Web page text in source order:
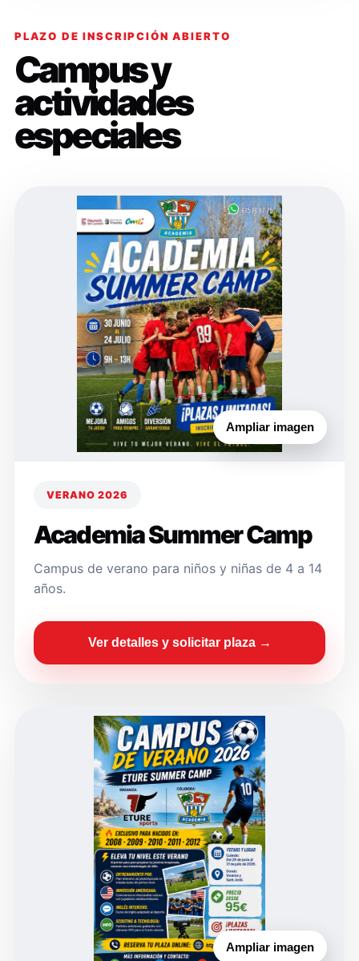
PLAZO DE INSCRIPCIÓN ABIERTO
Campus y
actividades
especiales
Ampliar imagen
VERANO 2026
Academia Summer Camp
Campus de verano para niños y niñas de 4 a 14
años.
Ver detalles y solicitar plaza →
Ampliar imagen